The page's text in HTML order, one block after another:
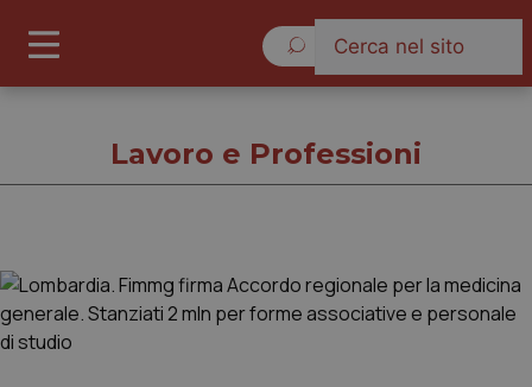
Cronache
Lavoro e Professioni